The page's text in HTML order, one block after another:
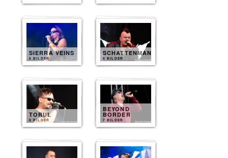
SIERRA VEINS
8 BILDER
SCHATTENMANN
8 BILDER
TORUL
8 BILDER
BEYOND
BORDER
7 BILDER